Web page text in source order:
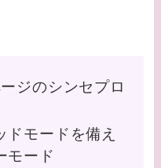
ジのシンセプロ
モードを備え
モード